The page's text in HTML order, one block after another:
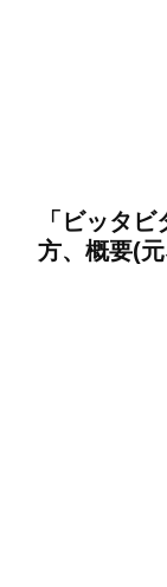
「ビッタ
方、概要(